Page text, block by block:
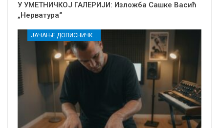
У УМЕТНИЧКОЈ ГАЛЕРИЈИ: Изложба Сашке Васић
„Нерватура“
ЈАЧАЊЕ ДОПИСНИЧКЕ МРЕЖЕ НЕЗАВИСНИХ МЕДИЈА У РАСИНСКОМ ОКРУГУ